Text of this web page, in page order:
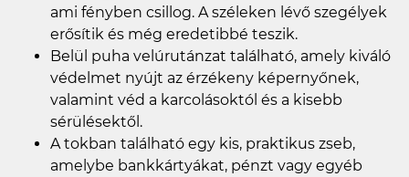
ami fényben csillog. A széleken lévő szegélyek
erősítik és még eredetibbé teszik.
Belül puha velúrutánzat található, amely kiváló
védelmet nyújt az érzékeny képernyőnek,
valamint véd a karcolásoktól és a kisebb
sérülésektől.
A tokban található egy kis, praktikus zseb,
amelybe bankkártyákat, pénzt vagy egyéb